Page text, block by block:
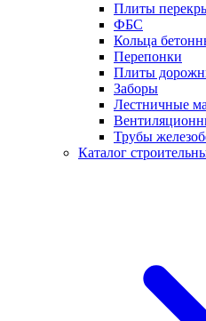
Плиты
ФБС
Кольца
Перепонки
Плиты
Заборы
Лестничные
Трубы
Каталог